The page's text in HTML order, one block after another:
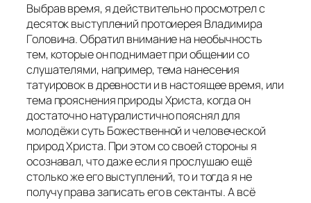
Выбрав время, я действительно просмотрел с
десяток выступлений протоиерея Владимира
Головина. Обратил внимание на необычность
тем, которые он поднимает при общении со
слушателями, например, тема нанесения
татуировок в древности и в настоящее время, или
тема прояснения природы Христа, когда он
достаточно натуралистично пояснял для
молодёжи суть Божественной и человеческой
природ Христа. При этом со своей стороны я
осознавал, что даже если я прослушаю ещё
столько же его выступлений, то и тогда я не
получу права записать его в сектанты. А всё